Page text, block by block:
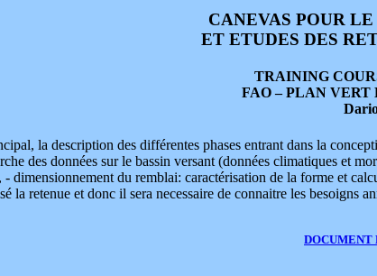
CANEVAS POUR
ET ETUDES DES
TRAINING
FAO – PLAN VERT
la description des différentes phases entrant dans la
des données sur le bassin versant (données climatiques et
- dimensionnement du remblai: caractérisation de la forme et
la retenue et donc il sera necessaire de connaitre les besoigns
DOCUMENT